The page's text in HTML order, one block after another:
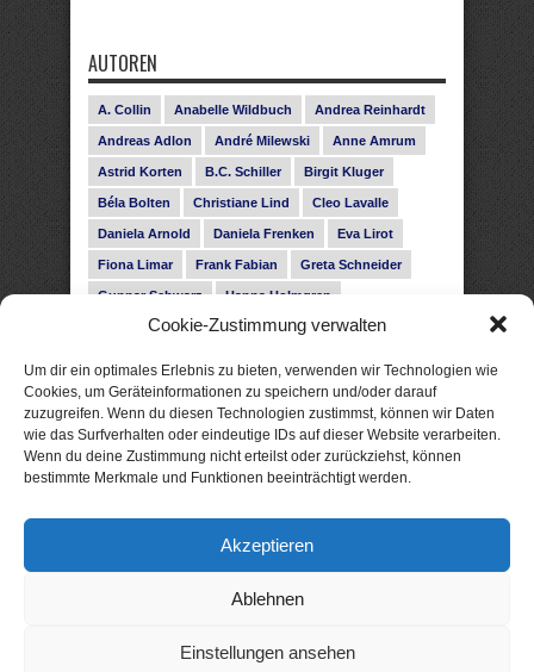
Cookie-Zustimmung verwalten
Um dir ein optimales Erlebnis zu bieten, verwenden wir Technologien wie
Cookies, um Geräteinformationen zu speichern und/oder darauf
zuzugreifen. Wenn du diesen Technologien zustimmst, können wir Daten
wie das Surfverhalten oder eindeutige IDs auf dieser Website verarbeiten.
Wenn du deine Zustimmung nicht erteilst oder zurückziehst, können
bestimmte Merkmale und Funktionen beeinträchtigt werden.
Akzeptieren
Ablehnen
Einstellungen ansehen
AUTOREN
A. Collin Anabelle Wildbuch Andrea Reinhardt
Andreas Adlon André Milewski Anne Amrum
Astrid Korten B.C. Schiller Birgit Kluger
Béla Bolten Christiane Lind Cleo Lavalle
Daniela Arnold Daniela Frenken Eva Lirot
Fiona Limar Frank Fabian Greta Schneider
Gunnar Schwarz Hanna Holmgren
Heike Fröhling Ina Glahe Ivo Pala J. Vellguth
Leonie Haubrich Lilly Labord Livia Pipes
Malin Blunk Marcus Hünnebeck Martin Krist
Melisa Schwermer Nele Bruun Nika Lubitsch
Noah Fitz Nora Amelie René Junge
Subina Giuletti